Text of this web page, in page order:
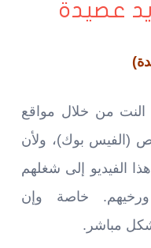
عصيدة
من خلال مواقع
(الفيس بوك)، ولأن
الفيديو إلى شغلهم
خاصة وإن
مباشر.